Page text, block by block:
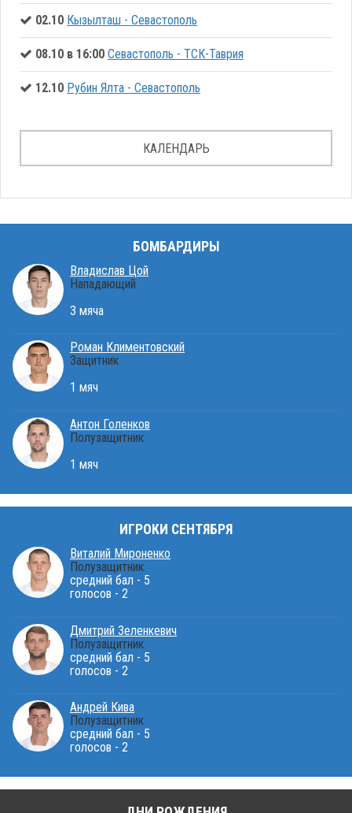
02.10 Кызылташ - Севастополь
08.10 в 16:00 Севастополь - ТСК-Таврия
12.10 Рубин Ялта - Севастополь
КАЛЕНДАРЬ
БОМБАРДИРЫ
Владислав Цой
Нападающий
3 мяча
Роман Климентовский
Защитник
1 мяч
Антон Голенков
Полузащитник
1 мяч
ИГРОКИ СЕНТЯБРЯ
Виталий Мироненко
Полузащитник
средний бал - 5
голосов - 2
Дмитрий Зеленкевич
Полузащитник
средний бал - 5
голосов - 2
Андрей Кива
Полузащитник
средний бал - 5
голосов - 2